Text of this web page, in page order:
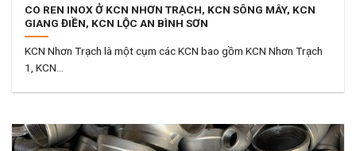
CO REN INOX Ở KCN NHƠN TRẠCH, KCN SÔNG MÂY, KCN
GIANG ĐIỀN, KCN LỘC AN BÌNH SƠN
KCN Nhơn Trạch là một cụm các KCN bao gồm KCN Nhơn Trạch
1, KCN...